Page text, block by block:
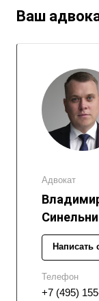
Ваш
Адвокат
Написать
Телефон
+7 (495)